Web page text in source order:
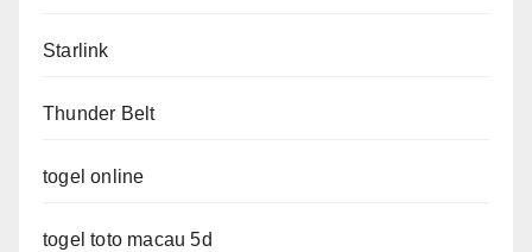
Starlink
Thunder Belt
togel online
togel toto macau 5d